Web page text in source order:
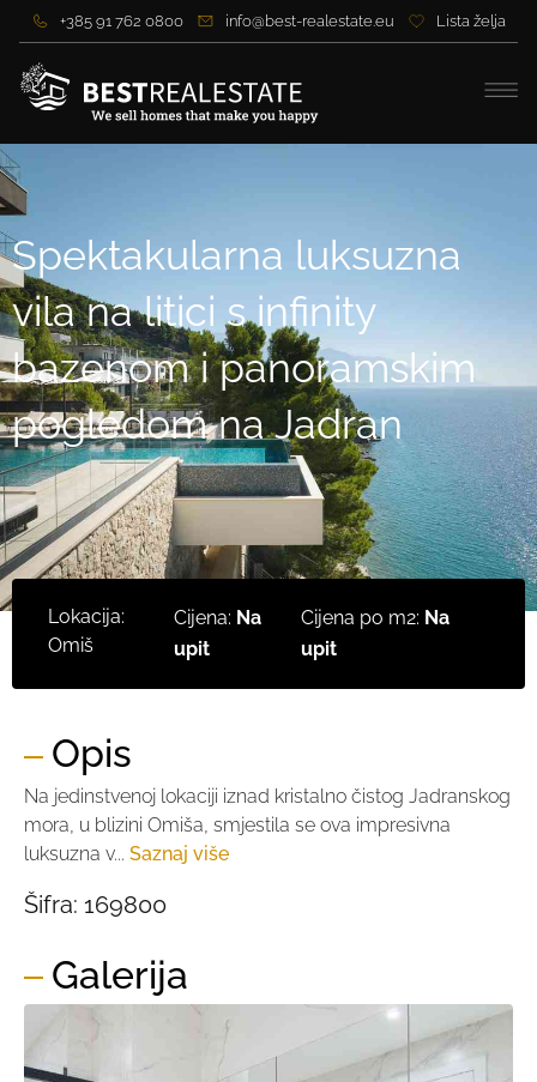
+385 91 762 0800 info@best-realestate.eu Lista želja
Spektakularna luksuzna
vila na litici s infinity
bazenom i panoramskim
pogledom na Jadran
Lokacija:
Omiš
Cijena: Na
upit
Cijena po m2: Na
upit
Opis
Na jedinstvenoj lokaciji iznad kristalno čistog Jadranskog
mora, u blizini Omiša, smjestila se ova impresivna
luksuzna v... Saznaj više
Šifra: 169800
Galerija